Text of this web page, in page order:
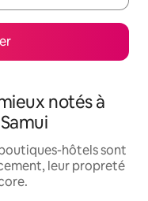
notés à
hôtels sont
leur propreté